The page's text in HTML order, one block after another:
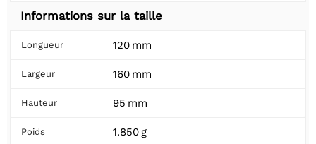
Informations sur la taille
Longueur 120 mm
Largeur 160 mm
Hauteur 95 mm
Poids 1.850 g